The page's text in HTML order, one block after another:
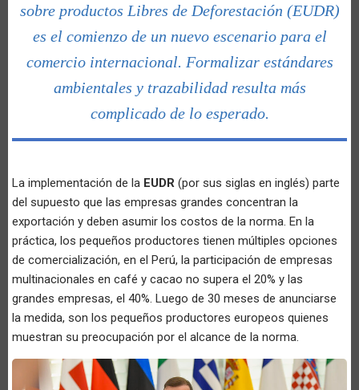
sobre productos Libres de Deforestación (EUDR)
es el comienzo de un nuevo escenario para el
comercio internacional. Formalizar estándares
ambientales y trazabilidad resulta más
complicado de lo esperado.
La implementación de la EUDR (por sus siglas en inglés) parte
del supuesto que las empresas grandes concentran la
exportación y deben asumir los costos de la norma. En la
práctica, los pequeños productores tienen múltiples opciones
de comercialización, en el Perú, la participación de empresas
multinacionales en café y cacao no supera el 20% y las
grandes empresas, el 40%. Luego de 30 meses de anunciarse
la medida, son los pequeños productores europeos quienes
muestran su preocupación por el alcance de la norma.